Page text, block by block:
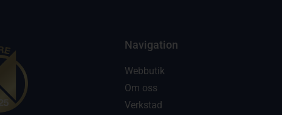
Navigation
Webbutik
Om oss
Verkstad